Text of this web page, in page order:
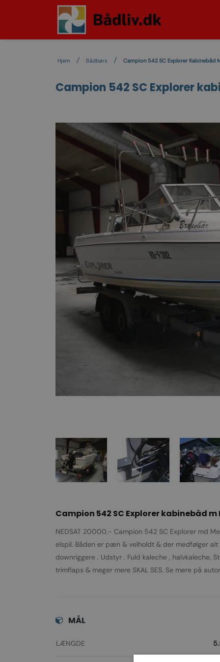
Hjem Bådbørs Campion 542 SC Explorer Kabinebåd
Campion 542 SC Explorer
Campion 542 SC Explorer kabinebåd
NEDSAT 20000,- Campion 542 SC Explorer md
elspil. Båden er pæn & velholdt & der medfølger
downriggere . Udstyr . Fuld kaleche , halvkaleche,
trimflaps & meger mere SKAL SES. Se mere på
MÅL
LÆNGDE